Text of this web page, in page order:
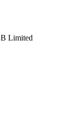
Limited